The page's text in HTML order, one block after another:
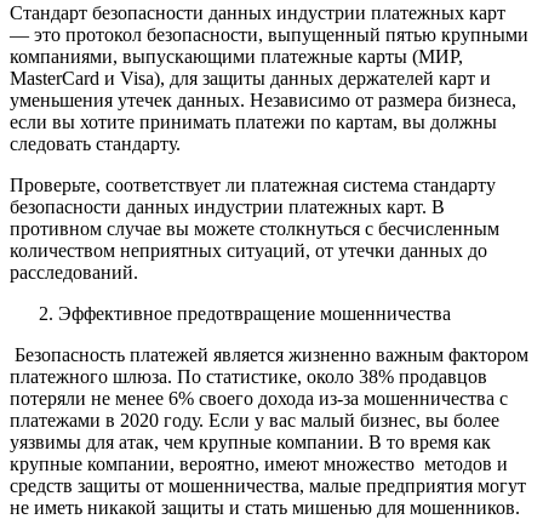
Стандарт безопасности данных индустрии платежных карт
— это протокол безопасности, выпущенный пятью крупными
компаниями, выпускающими платежные карты (МИР,
MasterCard и Visa), для защиты данных держателей карт и
уменьшения утечек данных. Независимо от размера бизнеса,
если вы хотите принимать платежи по картам, вы должны
следовать стандарту.
Проверьте, соответствует ли платежная система стандарту
безопасности данных индустрии платежных карт. В
противном случае вы можете столкнуться с бесчисленным
количеством неприятных ситуаций, от утечки данных до
расследований.
Эффективное предотвращение мошенничества
Безопасность платежей является жизненно важным фактором
платежного шлюза. По статистике, около 38% продавцов
потеряли не менее 6% своего дохода из-за мошенничества с
платежами в 2020 году. Если у вас малый бизнес, вы более
уязвимы для атак, чем крупные компании. В то время как
крупные компании, вероятно, имеют множество методов и
средств защиты от мошенничества, малые предприятия могут
не иметь никакой защиты и стать мишенью для мошенников.